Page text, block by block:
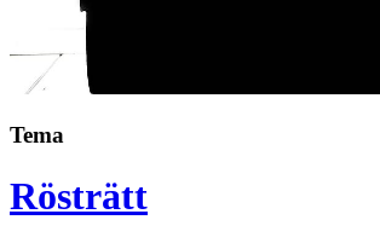
Tema
Rösträtt